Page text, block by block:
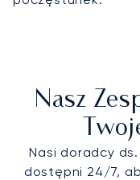
Nasz
Nasi doradcy
dostępni 24/7,